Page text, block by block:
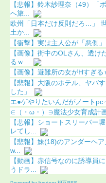
【悲報】鈴木紗理奈（49）「
へ旅...
欧州「日本だけ反則だろ…」
土か...
【衝撃】実は主人公が「悪側
【画像】街中のOLさん、透
るｗ...
【画像】避難所の女がHすぎる
【悲報】大阪のホテル、ヤバ
した」
エ●ゲやりたいんだがノート
∈（・ω・）∋魔法少女育成計
【悲報】ショートスリーパー
レてし...
【悲報】妹(18)のアンダーヘ
w...
【動画】赤信号なのに誘導員
うドラ...